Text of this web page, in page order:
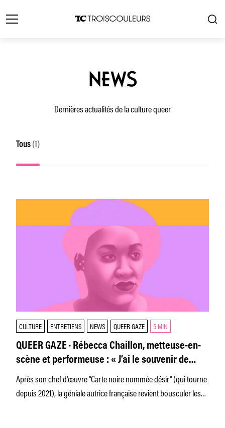
NEWS
Dernières actualités de la culture queer
Tous (1)
CULTURE ENTRETIENS NEWS QUEER GAZE 5 MIN
QUEER GAZE · Rébecca Chaillon, metteuse-en-
scène et performeuse : « J’ai le souvenir de
trouver l’équipe de filles dans ‘Jeanne et
Serge’ très sexy »
Après son chef d'œuvre "Carte noire nommée désir" (qui tourne
depuis 2021), la géniale autrice française revient bousculer les